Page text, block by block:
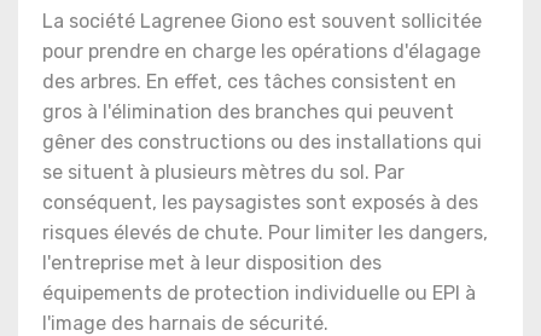
La société Lagrenee Giono est souvent sollicitée
pour prendre en charge les opérations d'élagage
des arbres. En effet, ces tâches consistent en
gros à l'élimination des branches qui peuvent
gêner des constructions ou des installations qui
se situent à plusieurs mètres du sol. Par
conséquent, les paysagistes sont exposés à des
risques élevés de chute. Pour limiter les dangers,
l'entreprise met à leur disposition des
équipements de protection individuelle ou EPI à
l'image des harnais de sécurité.